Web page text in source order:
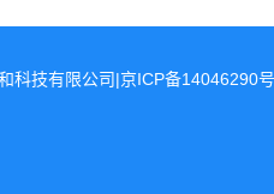
科技有限公司|京ICP备14046290